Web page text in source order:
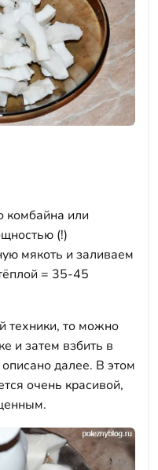
комбайна или
(!)
мякоть и заливаем
= 35-45
техники, то можно
и затем взбить в
далее. В этом
очень красивой,